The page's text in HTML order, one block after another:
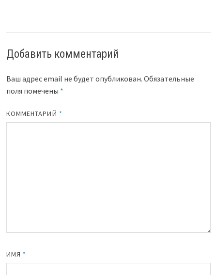
Добавить комментарий
Ваш адрес email не будет опубликован. Обязательные
поля помечены *
КОММЕНТАРИЙ *
ИМЯ *